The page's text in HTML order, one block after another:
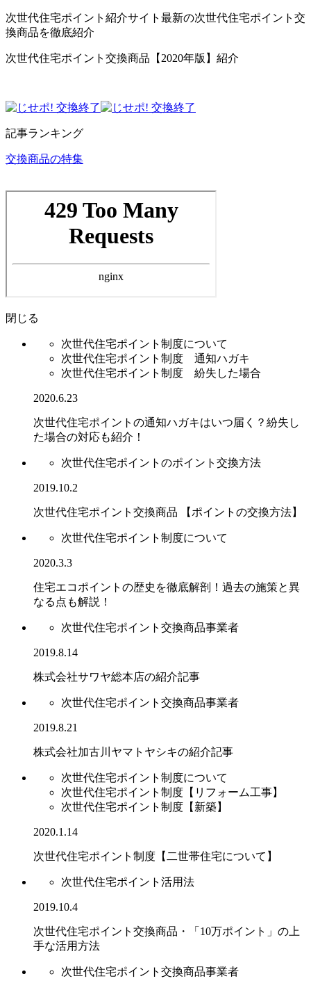
次世代住宅ポイント紹介サイト最新の次世代住宅ポイント交
換商品を徹底紹介
次世代住宅ポイント交換商品【2020年版】紹介
記事ランキング
交換商品の特集
閉じる
次世代住宅ポイント制度について
次世代住宅ポイント制度 通知ハガキ
次世代住宅ポイント制度 紛失した場合
2020.6.23
次世代住宅ポイントの通知ハガキはいつ届く？紛失し
た場合の対応も紹介！
次世代住宅ポイントのポイント交換方法
2019.10.2
次世代住宅ポイント交換商品 【ポイントの交換方法】
次世代住宅ポイント制度について
2020.3.3
住宅エコポイントの歴史を徹底解剖！過去の施策と異
なる点も解説！
次世代住宅ポイント交換商品事業者
2019.8.14
株式会社サワヤ総本店の紹介記事
次世代住宅ポイント交換商品事業者
2019.8.21
株式会社加古川ヤマトヤシキの紹介記事
次世代住宅ポイント制度について
次世代住宅ポイント制度【リフォーム工事】
次世代住宅ポイント制度【新築】
2020.1.14
次世代住宅ポイント制度【二世帯住宅について】
次世代住宅ポイント活用法
2019.10.4
次世代住宅ポイント交換商品・「10万ポイント」の上
手な活用方法
次世代住宅ポイント交換商品事業者